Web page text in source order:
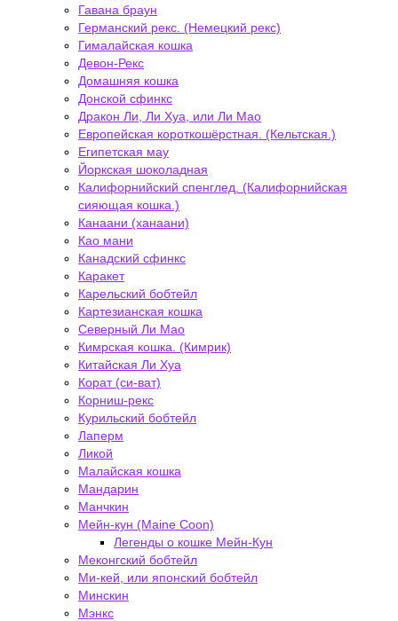
Гавана браун
Германский рекс. (Немецкий рекс)
Гималайская кошка
Девон-Рекс
Домашняя кошка
Донской сфинкс
Дракон Ли, Ли Хуа, или Ли Мао
Европейская короткошёрстная. (Кельтская.)
Египетская мау
Йоркская шоколадная
Калифорнийский спенглед. (Калифорнийская
сияющая кошка.)
Канаани (ханаани)
Као мани
Канадский сфинкс
Каракет
Карельский бобтейл
Картезианская кошка
Северный Ли Мао
Кимрская кошка. (Кимрик)
Китайская Ли Хуа
Корат (си-ват)
Корниш-рекс
Курильский бобтейл
Лаперм
Ликой
Малайская кошка
Мандарин
Манчкин
Мейн-кун (Maine Coon)
Легенды о кошке Мейн-Кун
Меконгский бобтейл
Ми-кей, или японский бобтейл
Минскин
Мэнкс